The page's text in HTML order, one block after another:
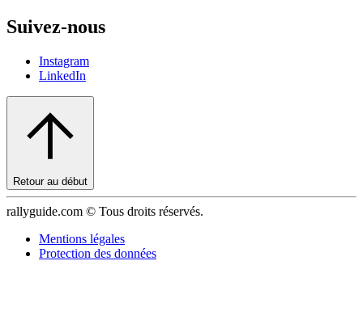
Suivez-nous
Instagram
LinkedIn
Retour au début
rallyguide.com © Tous droits réservés.
Mentions légales
Protection des données